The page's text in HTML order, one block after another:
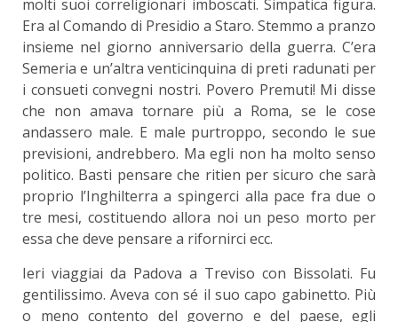
molti suoi correligionari imboscati. Simpatica figura.
Era al Comando di Presidio a Staro. Stemmo a pranzo
insieme nel giorno anniversario della guerra. C’era
Semeria e un’altra venticinquina di preti radunati per
i consueti convegni nostri. Povero Premuti! Mi disse
che non amava tornare più a Roma, se le cose
andassero male. E male purtroppo, secondo le sue
previsioni, andrebbero. Ma egli non ha molto senso
politico. Basti pensare che ritien per sicuro che sarà
proprio l’Inghilterra a spingerci alla pace fra due o
tre mesi, costituendo allora noi un peso morto per
essa che deve pensare a rifornirci ecc.
Ieri viaggiai da Padova a Treviso con Bissolati. Fu
gentilissimo. Aveva con sé il suo capo gabinetto. Più
o meno contento del governo e del paese, egli